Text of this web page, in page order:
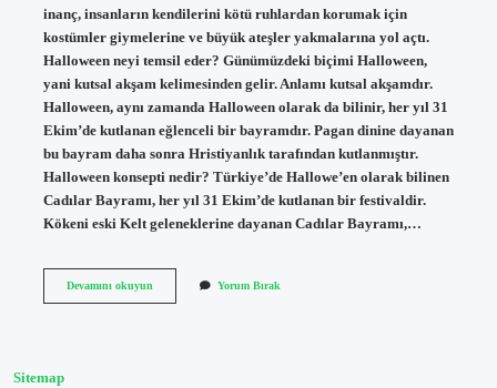
inanç, insanların kendilerini kötü ruhlardan korumak için
kostümler giymelerine ve büyük ateşler yakmalarına yol açtı.
Halloween neyi temsil eder? Günümüzdeki biçimi Halloween,
yani kutsal akşam kelimesinden gelir. Anlamı kutsal akşamdır.
Halloween, aynı zamanda Halloween olarak da bilinir, her yıl 31
Ekim’de kutlanan eğlenceli bir bayramdır. Pagan dinine dayanan
bu bayram daha sonra Hristiyanlık tarafından kutlanmıştır.
Halloween konsepti nedir? Türkiye’de Hallowe’en olarak bilinen
Cadılar Bayramı, her yıl 31 Ekim’de kutlanan bir festivaldir.
Kökeni eski Kelt geleneklerine dayanan Cadılar Bayramı,…
Devamını okuyunCadılar
Yorum Bırak
Sitemap